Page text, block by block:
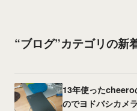
“ブログ”カテゴリの新
13年使ったcheero
のでヨドバシカメ